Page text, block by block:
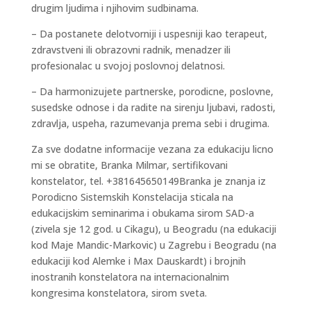
drugim ljudima i njihovim sudbinama.
– Da postanete delotvorniji i uspesniji kao terapeut,
zdravstveni ili obrazovni radnik, menadzer ili
profesionalac u svojoj poslovnoj delatnosi.
– Da harmonizujete partnerske, porodicne, poslovne,
susedske odnose i da radite na sirenju ljubavi, radosti,
zdravlja, uspeha, razumevanja prema sebi i drugima.
Za sve dodatne informacije vezana za edukaciju licno
mi se obratite, Branka Milmar, sertifikovani
konstelator, tel. +381645650149Branka je znanja iz
Porodicno Sistemskih Konstelacija sticala na
edukacijskim seminarima i obukama sirom SAD-a
(zivela sje 12 god. u Cikagu), u Beogradu (na edukaciji
kod Maje Mandic-Markovic) u Zagrebu i Beogradu (na
edukaciji kod Alemke i Max Dauskardt) i brojnih
inostranih konstelatora na internacionalnim
kongresima konstelatora, sirom sveta.